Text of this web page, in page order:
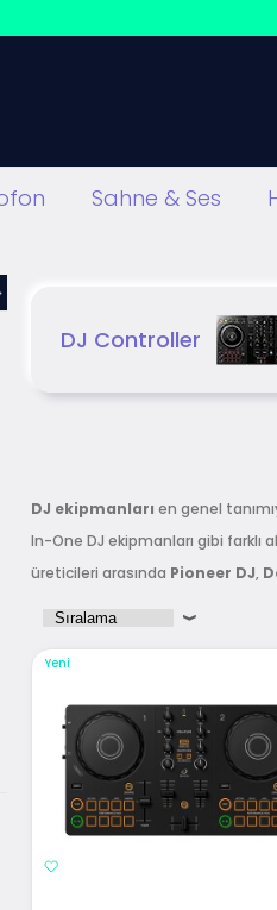
Sahne & Ses
DJ Controller
DJ ekipmanları en genel
In-One DJ ekipmanları gibi
üreticileri arasında Pioneer DJ,
Yeni